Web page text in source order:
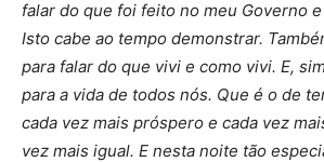
falar do que foi feito no meu Governo
Isto cabe ao tempo demonstrar.
para falar do que vivi e como vivi. E,
para a vida de todos nós. Que é o de
cada vez mais próspero e cada vez
vez mais igual. E nesta noite tão